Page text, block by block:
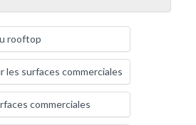
rooftop
les surfaces commerciales
commerciales